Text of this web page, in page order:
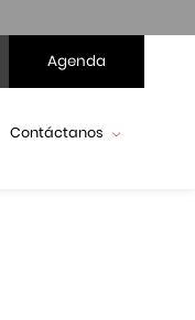
Agenda
Contáctanos